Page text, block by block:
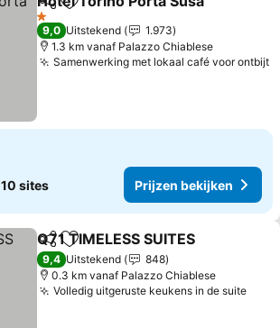
DelenToevoegen aan favorieten
1 Sterren
9,0 Uitstekend
1.973
1.3 km vanaf Palazzo Chiablese
Samenwerking met lokaal café voor ontbijt
10 sites Prijzen bekijken
DelenToevoegen aan favorieten
Q71 TIMELESS SUITES
9,4 Uitstekend
848
0.3 km vanaf Palazzo Chiablese
Volledig uitgeruste keukens in de suite